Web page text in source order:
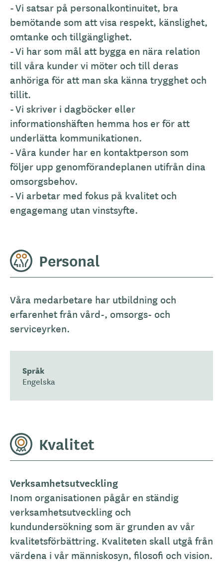
- Vi satsar på personalkontinuitet, bra
bemötande som att visa respekt, känslighet,
omtanke och tillgänglighet.
- Vi har som mål att bygga en nära relation
till våra kunder vi möter och till deras
anhöriga för att man ska känna trygghet och
tillit.
- Vi skriver i dagböcker eller
informationshäften hemma hos er för att
underlätta kommunikationen.
- Våra kunder har en kontaktperson som
följer upp genomförandeplanen utifrån dina
omsorgsbehov.
- Vi arbetar med fokus på kvalitet och
engagemang utan vinstsyfte.
Personal
Våra medarbetare har utbildning och
erfarenhet från vård-, omsorgs- och
serviceyrken.
Språk
Engelska
Kvalitet
Verksamhetsutveckling
Inom organisationen pågår en ständig
verksamhetsutveckling och
kundundersökning som är grunden av vår
kvalitetsförbättring. Kvaliteten skall utgå från
värdena i vår människosyn, filosofi och vision.